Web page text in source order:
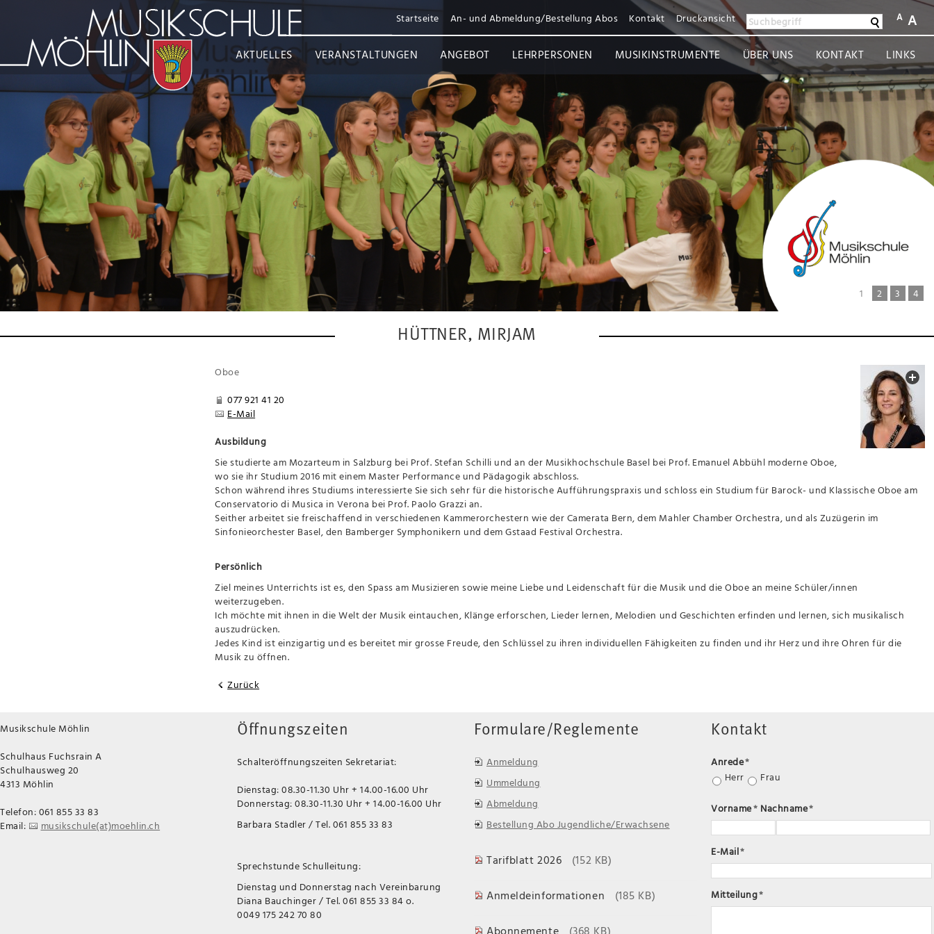
A A
Suchbegriff
Startseite An- und Abmeldung/Bestellung Abos Kontakt DruckansichtSuchen
AKTUELLES VERANSTALTUNGEN ANGEBOT LEHRPERSONEN MUSIKINSTRUMENTE ÜBER UNS KONTAKT LINKS
1 2 3 4
HÜTTNER, MIRJAM
Oboe
077 921 41 20
E-Mail
Ausbildung
Sie studierte am Mozarteum in Salzburg bei Prof. Stefan Schilli und an der Musikhochschule Basel bei Prof. Emanuel Abbühl moderne Oboe,
wo sie ihr Studium 2016 mit einem Master Performance und Pädagogik abschloss.
Schon während ihres Studiums interessierte Sie sich sehr für die historische Aufführungspraxis und schloss ein Studium für Barock- und Klassische Oboe am
Conservatorio di Musica in Verona bei Prof. Paolo Grazzi an.
Seither arbeitet sie freischaffend in verschiedenen Kammerorchestern wie der Camerata Bern, dem Mahler Chamber Orchestra, und als Zuzügerin im
Sinfonieorchester Basel, den Bamberger Symphonikern und dem Gstaad Festival Orchestra.
Persönlich
Ziel meines Unterrichts ist es, den Spass am Musizieren sowie meine Liebe und Leidenschaft für die Musik und die Oboe an meine Schüler/innen
weiterzugeben.
Ich möchte mit ihnen in die Welt der Musik eintauchen, Klänge erforschen, Lieder lernen, Melodien und Geschichten erfinden und lernen, sich musikalisch
auszudrücken.
Jedes Kind ist einzigartig und es bereitet mir grosse Freude, den Schlüssel zu ihren individuellen Fähigkeiten zu finden und ihr Herz und ihre Ohren für die
Musik zu öffnen.
Zurück
Musikschule Möhlin
Schulhaus Fuchsrain A
Schulhausweg 20
4313 Möhlin
Telefon: 061 855 33 83
Email:
musikschule(at)moehlin.ch
Öffnungszeiten
Schalteröffnungszeiten Sekretariat:
Dienstag: 08.30-11.30 Uhr + 14.00-16.00 Uhr
Donnerstag: 08.30-11.30 Uhr + 14.00-16.00 Uhr
Barbara Stadler / Tel. 061 855 33 83
Sprechstunde Schulleitung:
Dienstag und Donnerstag nach Vereinbarung
Diana Bauchinger / Tel. 061 855 33 84 o.
0049 175 242 70 80
Formulare/Reglemente
Anmeldung
Ummeldung
Abmeldung
Bestellung Abo Jugendliche/Erwachsene
Tarifblatt 2026 (152 KB)
Anmeldeinformationen (185 KB)
Kontakt
Anrede*
Herr
Frau
Vorname* Nachname*
E-Mail*
Mitteilung*